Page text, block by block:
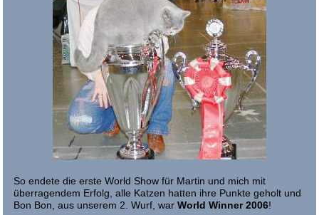
So endete die erste World Show für Martin und mich mit
überragendem Erfolg, alle Katzen hatten ihre Punkte geholt und
Bon Bon, aus unserem 2. Wurf, war World Winner 2006!